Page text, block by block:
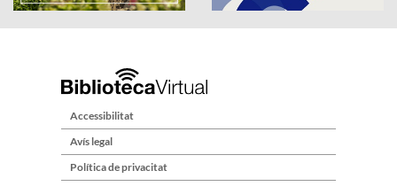
Accessibilitat
Avís legal
Política de privacitat